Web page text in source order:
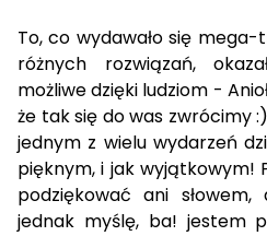
To, co wydawało się
różnych rozwiązań,
możliwe dzięki ludziom -
że tak się do was zwrócimy
jednym z wielu wydarzeń
pięknym, i jak wyjątkowym!
podziękować ani
jednak myślę, ba! jestem